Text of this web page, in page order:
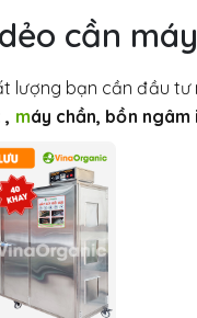
cần
bạn cần đầu
máy chần, bồn ngâm